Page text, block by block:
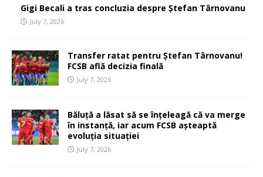
Gigi Becali a tras concluzia despre Ștefan Târnovanu
July 7, 2026
Transfer ratat pentru Ștefan Târnovanu!
FCSB află decizia finală
July 7, 2026
Băluță a lăsat să se înțeleagă că va merge
în instanță, iar acum FCSB așteaptă
evoluția situației
July 7, 2026